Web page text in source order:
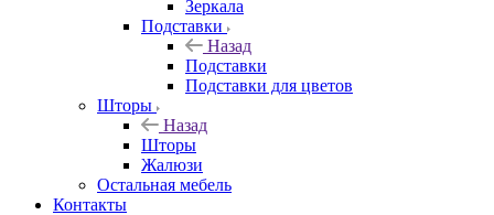
Зеркала
Подставки
Назад
Подставки
Подставки для цветов
Шторы
Назад
Шторы
Жалюзи
Остальная мебель
Контакты